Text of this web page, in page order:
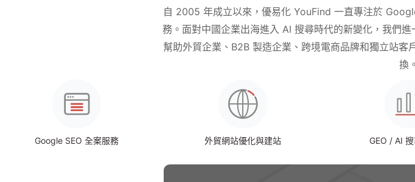
自 2005 年成立以來，優易化 YouFind 一直專注於
務。面對中國企業出海進入 AI 搜尋時代的新變化，我們
幫助外貿企業、B2B 製造企業、跨境電商品牌和獨立站
換。
Google SEO 全案服務 外貿網站優化與建站 GEO / AI